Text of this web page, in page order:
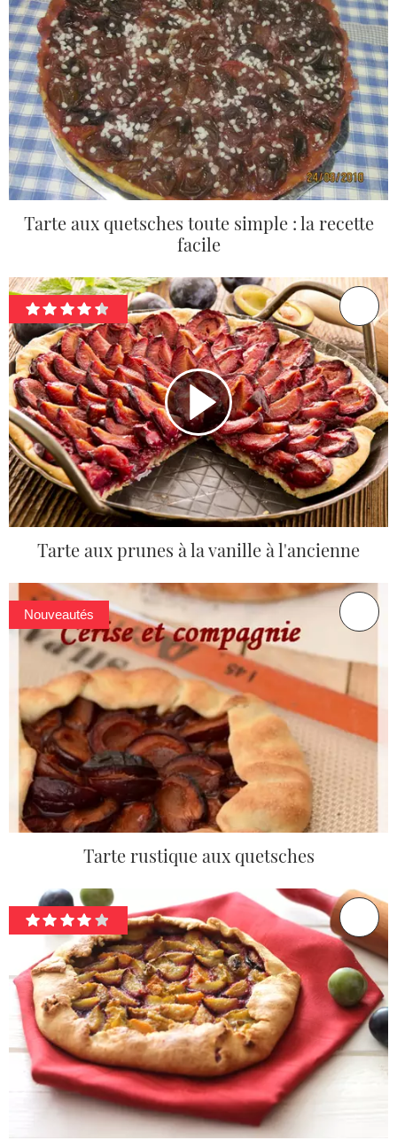
Tarte aux quetsches toute simple : la recette
facile
Tarte aux prunes à la vanille à l'ancienne
Nouveautés
Tarte rustique aux quetsches